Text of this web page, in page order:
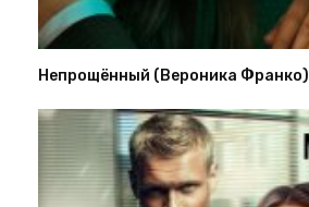
Непрощённый (Вероника Франко)